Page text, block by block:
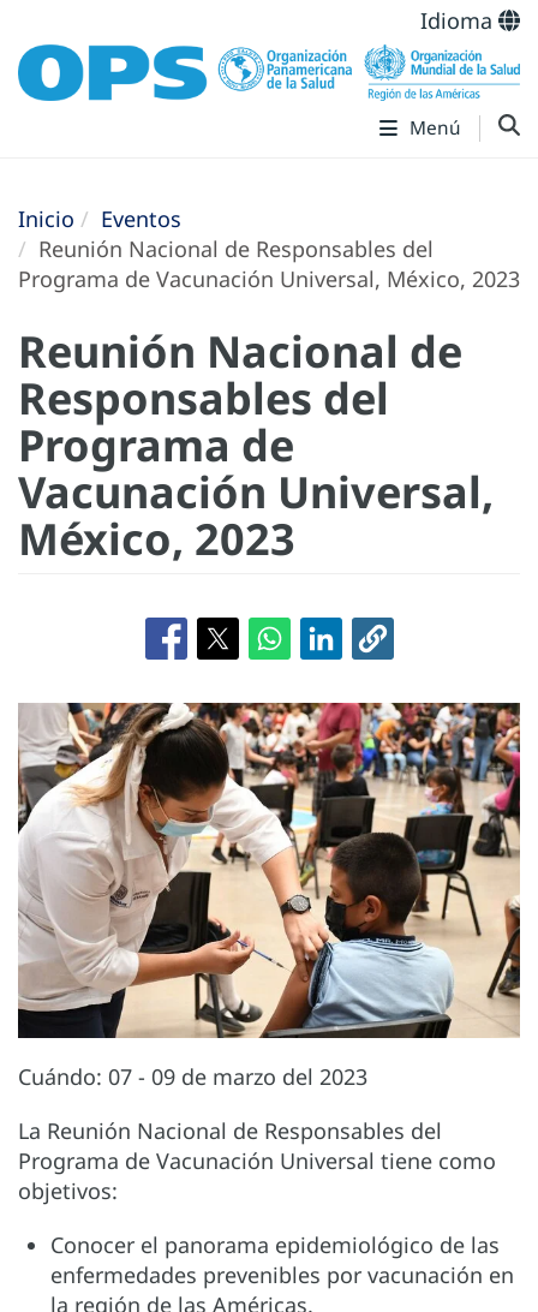
Idioma
Menú
Inicio
Eventos
Reunión Nacional de Responsables del
Programa de Vacunación Universal, México, 2023
Reunión Nacional de
Responsables del
Programa de
Vacunación Universal,
México, 2023
Cuándo: 07 - 09 de marzo del 2023
La Reunión Nacional de Responsables del
Programa de Vacunación Universal tiene como
objetivos:
Conocer el panorama epidemiológico de las
enfermedades prevenibles por vacunación en
la región de las Américas.